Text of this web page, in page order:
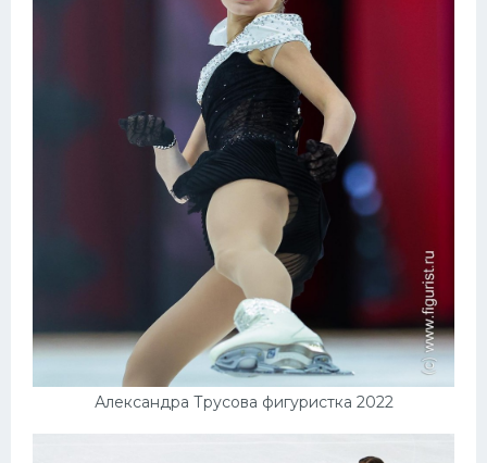
Александра Трусова фигуристка 2022